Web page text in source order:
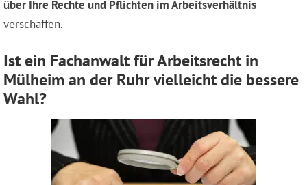
über Ihre Rechte und Pflichten im Arbeitsverhältnis
verschaffen.
Ist ein Fachanwalt für Arbeitsrecht in
Mülheim an der Ruhr vielleicht die bessere
Wahl?